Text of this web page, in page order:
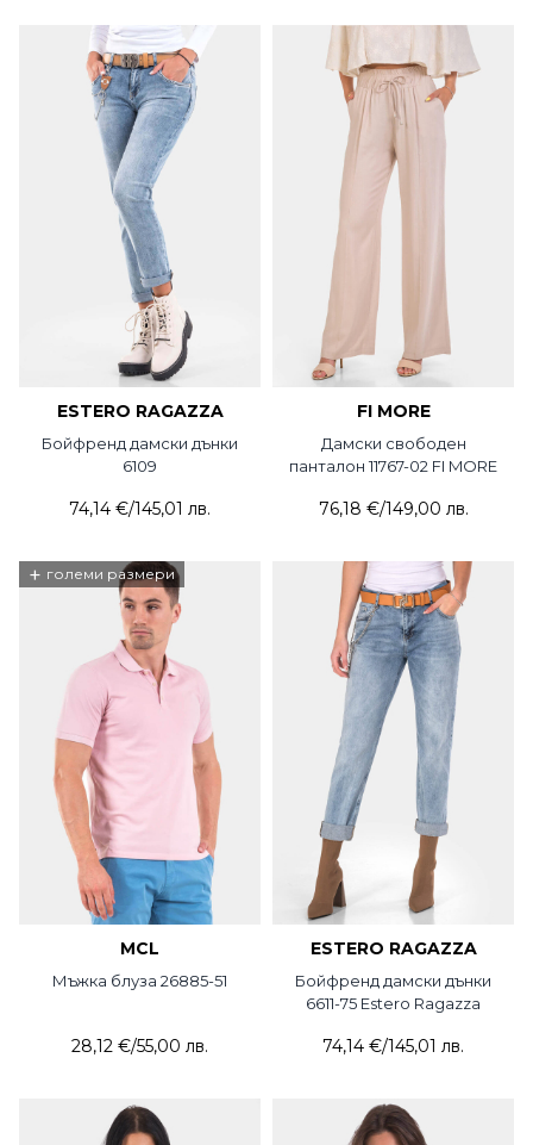
ESTERO RAGAZZA
Бойфренд дамски дънки
6109
74,14 €/145,01 лв.
FI MORE
Дамски свободен
панталон 11767-02 FI MORE
76,18 €/149,00 лв.
+ големи размери
MCL
Мъжка блуза 26885-51
28,12 €/55,00 лв.
ESTERO RAGAZZA
Бойфренд дамски дънки
6611-75 Estero Ragazza
74,14 €/145,01 лв.